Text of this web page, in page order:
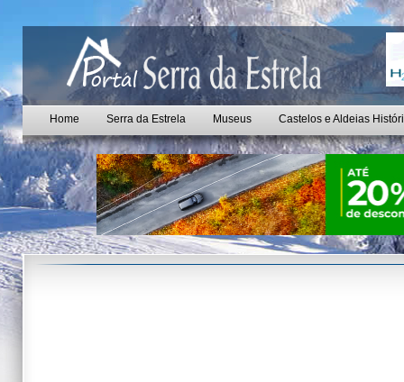
Home Serra da Estrela Museus Castelos e Aldeias